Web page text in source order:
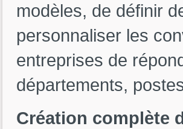
modèles, de définir
personnaliser les
entreprises de
départements,
Création complète